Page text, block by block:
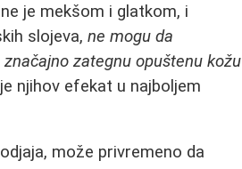
je mekšom i glatkom, i
slojeva,ne mogu da
zategnu opuštenu kožu
njihov efekat u najboljem
može privremeno da